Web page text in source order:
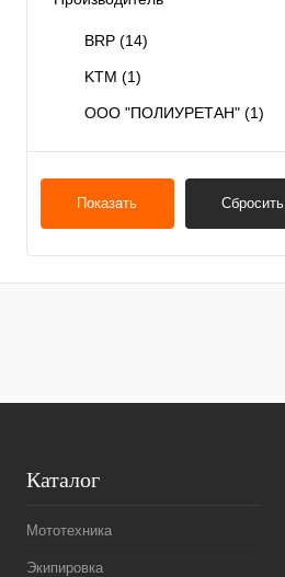
BRP (14)
KTM (1)
ООО "ПОЛИУРЕТАН" (1)
Показать Сбросить
Каталог
Мототехника
Экипировка